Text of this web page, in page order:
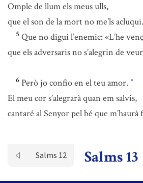
Omple de llum els meus ulls,
que el son de la mort no me’ls acluqui.
5 Que no digui l’enemic: «L’he
que els adversaris no s’alegrin de
6 Però jo confio en el teu amor. *
El meu cor s’alegrarà quan em salvis,
cantaré al Senyor pel bé que m’haurà
Salms 12 Salms 13